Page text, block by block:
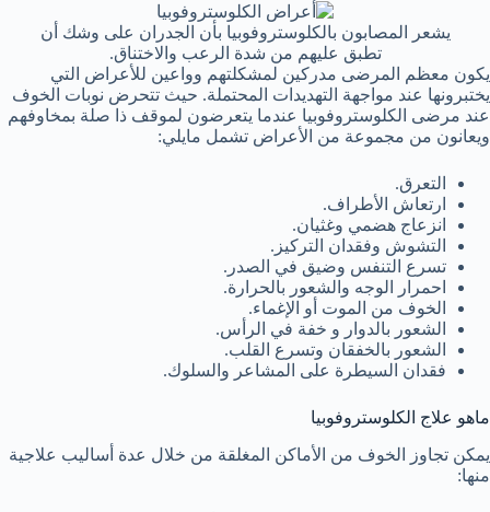
يشعر المصابون بالكلوستروفوبيا بأن الجدران على وشك أن
تطبق عليهم من شدة الرعب والاختناق.
يكون معظم المرضى مدركين لمشكلتهم وواعين للأعراض التي
يختبرونها عند مواجهة التهديدات المحتملة. حيث تتحرض نوبات الخوف
عند مرضى الكلوستروفوبيا عندما يتعرضون لموقف ذا صلة بمخاوفهم
ويعانون من مجموعة من الأعراض تشمل مايلي:
التعرق.
ارتعاش الأطراف.
انزعاج هضمي وغثيان.
التشوش وفقدان التركيز.
تسرع التنفس وضيق في الصدر.
احمرار الوجه والشعور بالحرارة.
الخوف من الموت أو الإغماء.
الشعور بالدوار و خفة في الرأس.
الشعور بالخفقان وتسرع القلب.
فقدان السيطرة على المشاعر والسلوك.
ماهو علاج الكلوستروفوبيا
يمكن تجاوز الخوف من الأماكن المغلقة من خلال عدة أساليب علاجية
منها: